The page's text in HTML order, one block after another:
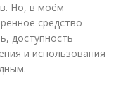
Но, в моём
средство
доступность
и использования